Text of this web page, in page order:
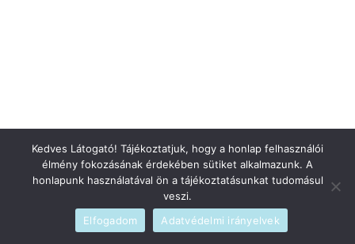
Szerzői jogi © 2026blog | Fejlesztetteadmin | SzolgáltatóWordPress
Kedves Látogató! Tájékoztatjuk, hogy a honlap felhasználói
élmény fokozásának érdekében sütiket alkalmazunk. A
honlapunk használatával ön a tájékoztatásunkat tudomásul
veszi.
Elfogadom
Adatvédelmi irányelvek